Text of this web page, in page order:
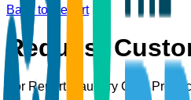
Back to Report
Request
For Report: Laundry Care